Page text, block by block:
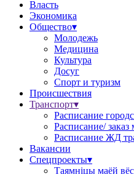
Власть
Экономика
Общество▾
Молодежь
Медицина
Культура
Досуг
Спорт и туризм
Происшествия
Транспорт▾
Расписание
Расписание/
Расписание ЖД
Вакансии
Спецпроекты▾
Таямніцы маёй